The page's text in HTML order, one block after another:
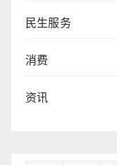
民生服务
消费
资讯